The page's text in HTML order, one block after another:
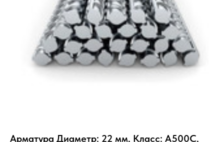
Арматура Диаметр: 22 мм, Класс: А500С,